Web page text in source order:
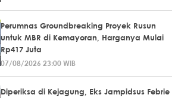
Perumnas Groundbreaking Proyek Rusun
untuk MBR di Kemayoran, Harganya Mulai
Rp417 Juta
07/08/2026 23:00 WIB
Diperiksa di Kejagung, Eks Jampidsus Febrie